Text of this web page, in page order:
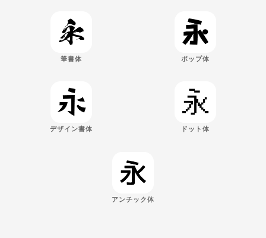
筆書体 ポップ体
デザイン書体 ドット体
アンチック体